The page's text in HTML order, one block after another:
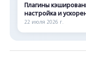
Плагины
настройка и
22 июля 2026 г.